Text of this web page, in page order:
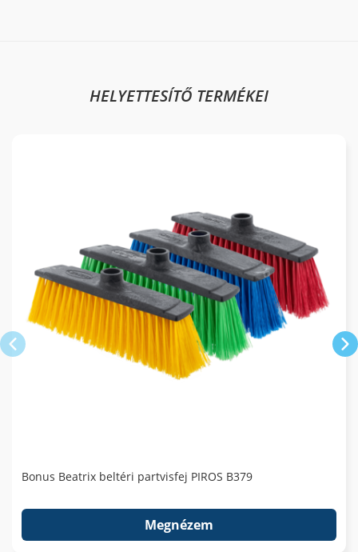
HELYETTESÍTŐ TERMÉKEI
Bonus Beatrix beltéri partvisfej PIROS B379
Megnézem